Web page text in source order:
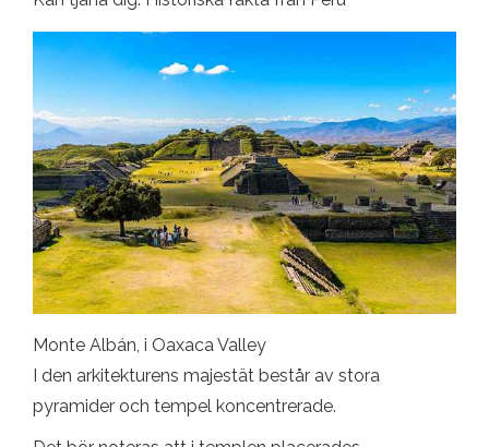
Monte Albán, i Oaxaca Valley
I den arkitekturens majestät består av stora
pyramider och tempel koncentrerade.